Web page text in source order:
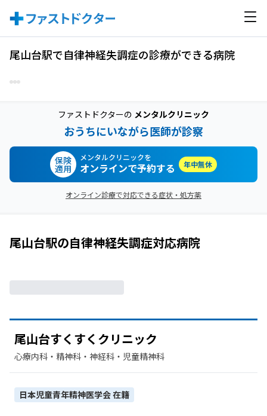
尾山台駅で自律神経失調症の診療ができる病院
ファストドクターの メンタルクリニック
おうちにいながら医師が診察
保険
適用
メンタルクリニックを
オンラインで予約する 年中無休
オンライン診療で対応できる症状・処方薬
尾山台駅の自律神経失調症対応病院
尾山台すく すく クリニック
心療内科・​精神科・神経科・​児童精神科
日本児童青年精神医学会在籍